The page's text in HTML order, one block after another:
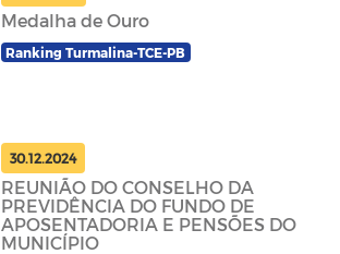
Medalha de Ouro
Ranking Turmalina-TCE-PB
30.12.2024
REUNIÃO DO CONSELHO DA
PREVIDÊNCIA DO FUNDO DE
APOSENTADORIA E PENSÕES DO
MUNICÍPIO